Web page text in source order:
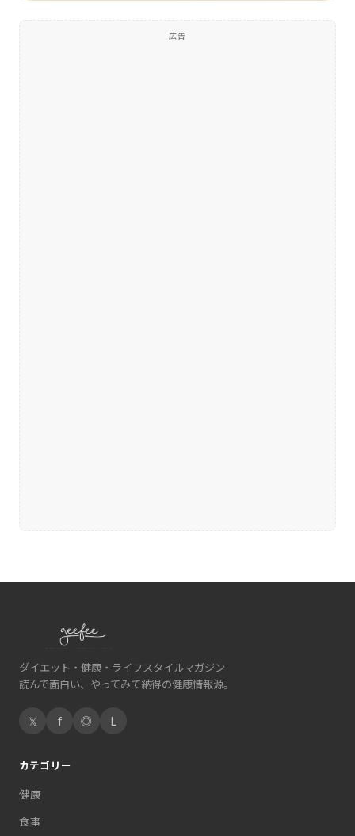
広告
ダイエット・健康・ライフスタイルマガジン
読んで面白い、やってみて納得の健康情報源。
𝕏 f ◎ L
カテゴリー
健康
食事